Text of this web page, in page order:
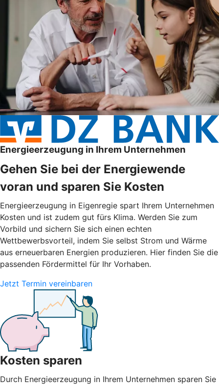
Energieerzeugung in Ihrem Unternehmen
Gehen Sie bei der Energiewende
voran und sparen Sie Kosten
Energieerzeugung in Eigenregie spart Ihrem Unternehmen
Kosten und ist zudem gut fürs Klima. Werden Sie zum
Vorbild und sichern Sie sich einen echten
Wettbewerbsvorteil, indem Sie selbst Strom und Wärme
aus erneuerbaren Energien produzieren. Hier finden Sie die
passenden Fördermittel für Ihr Vorhaben.
Jetzt Termin vereinbaren
Kosten sparen
Durch Energieerzeugung in Ihrem Unternehmen sparen Sie